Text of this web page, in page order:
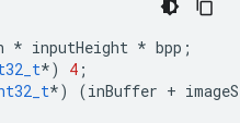
* inputHeight * bpp ;
*) 4 ;
*) (inBuffer +